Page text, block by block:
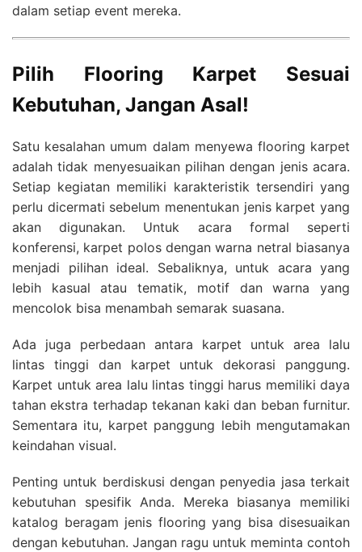
dalam setiap event mereka.
Pilih Flooring Karpet Sesuai
Kebutuhan, Jangan Asal!
Satu kesalahan umum dalam menyewa flooring karpet
adalah tidak menyesuaikan pilihan dengan jenis acara.
Setiap kegiatan memiliki karakteristik tersendiri yang
perlu dicermati sebelum menentukan jenis karpet yang
akan digunakan. Untuk acara formal seperti
konferensi, karpet polos dengan warna netral biasanya
menjadi pilihan ideal. Sebaliknya, untuk acara yang
lebih kasual atau tematik, motif dan warna yang
mencolok bisa menambah semarak suasana.
Ada juga perbedaan antara karpet untuk area lalu
lintas tinggi dan karpet untuk dekorasi panggung.
Karpet untuk area lalu lintas tinggi harus memiliki daya
tahan ekstra terhadap tekanan kaki dan beban furnitur.
Sementara itu, karpet panggung lebih mengutamakan
keindahan visual.
Penting untuk berdiskusi dengan penyedia jasa terkait
kebutuhan spesifik Anda. Mereka biasanya memiliki
katalog beragam jenis flooring yang bisa disesuaikan
dengan kebutuhan. Jangan ragu untuk meminta contoh